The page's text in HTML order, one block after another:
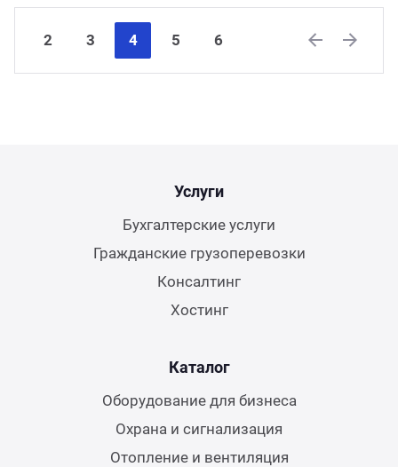
2 3 4 5
6
Услуги
Бухгалтерские услуги
Гражданские грузоперевозки
Консалтинг
Хостинг
Каталог
Оборудование для бизнеса
Охрана и сигнализация
Отопление и вентиляция